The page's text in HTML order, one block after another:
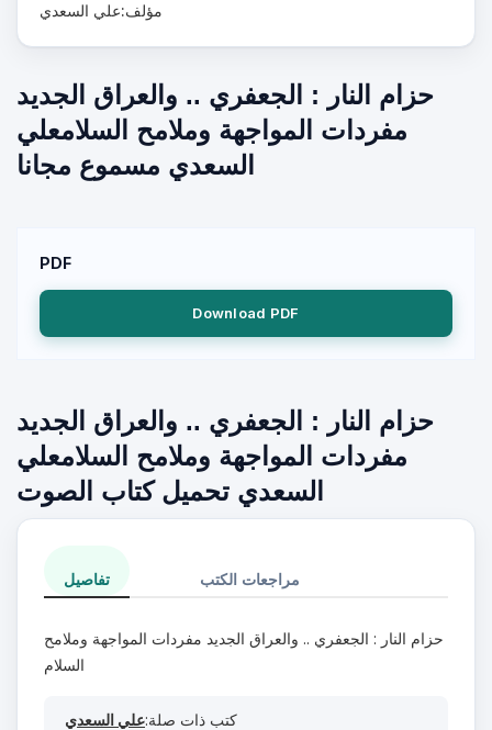
مؤلف:علي السعدي
حزام النار : الجعفري .. والعراق الجديد
مفردات المواجهة وملامح السلامعلي
السعدي مسموع مجانا
PDF
Download PDF
حزام النار : الجعفري .. والعراق الجديد
مفردات المواجهة وملامح السلامعلي
السعدي تحميل كتاب الصوت
تفاصيل مراجعات الكتب
حزام النار : الجعفري .. والعراق الجديد مفردات المواجهة وملامح
السلام
كتب ذات صلة:علي السعدي